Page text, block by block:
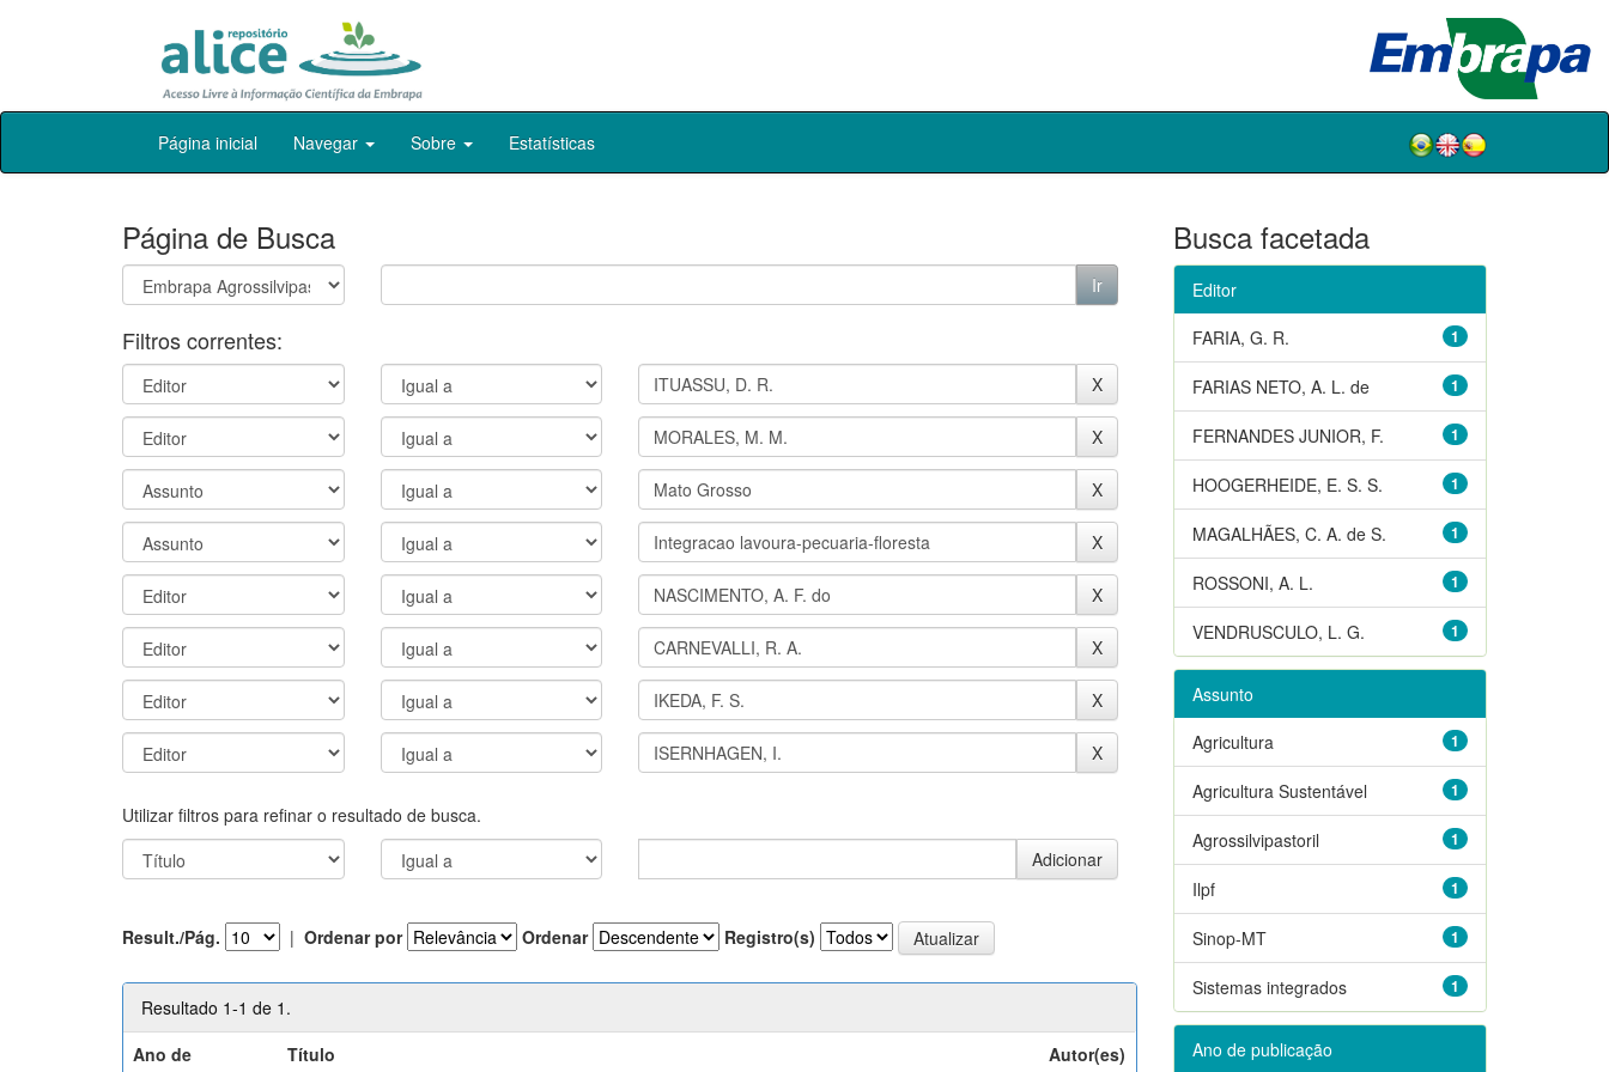
Skip
Página inicial Navegar Sobre Estatísticas
Página de Busca
Filtros correntes:
Utilizar filtros para refinar o resultado de busca.
Result./Pág. | Ordenar por Ordenar Registro(s)
Resultado 1-1 de 1.
Ano de
Título Autor(es)
Busca facetada
Editor
1
FARIA, G. R.
1
FARIAS NETO, A. L. de
1
FERNANDES JUNIOR, F.
1
HOOGERHEIDE, E. S. S.
1
MAGALHÃES, C. A. de S.
1
ROSSONI, A. L.
1
VENDRUSCULO, L. G.
Assunto
1
Agricultura
1
Agricultura Sustentável
1
Agrossilvipastoril
1
Ilpf
1
Sinop-MT
1
Sistemas integrados
Ano de publicação